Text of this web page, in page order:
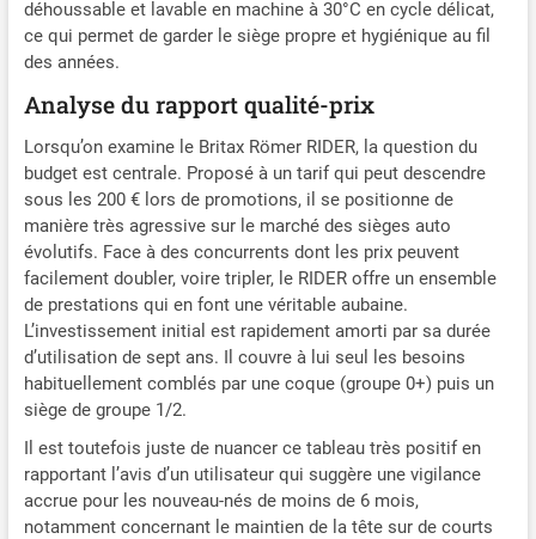
déhoussable et lavable en machine à 30°C en cycle délicat,
ce qui permet de garder le siège propre et hygiénique au fil
des années.
Analyse du rapport qualité-prix
Lorsqu’on examine le Britax Römer RIDER, la question du
budget est centrale. Proposé à un tarif qui peut descendre
sous les 200 € lors de promotions, il se positionne de
manière très agressive sur le marché des sièges auto
évolutifs. Face à des concurrents dont les prix peuvent
facilement doubler, voire tripler, le RIDER offre un ensemble
de prestations qui en font une véritable aubaine.
L’investissement initial est rapidement amorti par sa durée
d’utilisation de sept ans. Il couvre à lui seul les besoins
habituellement comblés par une coque (groupe 0+) puis un
siège de groupe 1/2.
Il est toutefois juste de nuancer ce tableau très positif en
rapportant l’avis d’un utilisateur qui suggère une vigilance
accrue pour les nouveau-nés de moins de 6 mois,
notamment concernant le maintien de la tête sur de courts